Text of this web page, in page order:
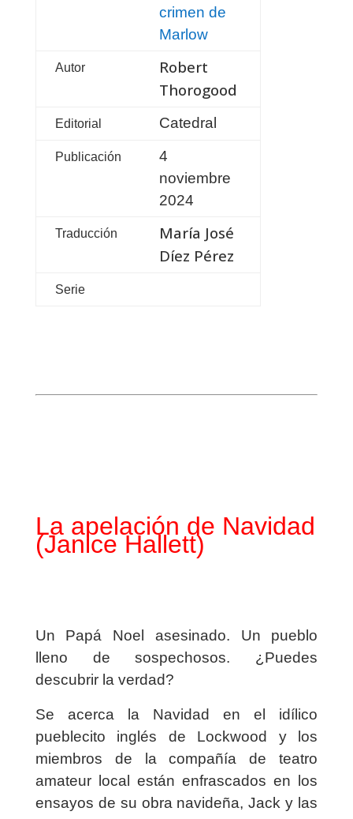
crimen de
Marlow
Autor
Robert
Thorogood
Editorial Catedral
Publicación
4
noviembre
2024
Traducción
María José
Díez Pérez
Serie
La apelación de Navidad
(Janice Hallett)
Un Papá Noel asesinado. Un pueblo
lleno de sospechosos. ¿Puedes
descubrir la verdad?
Se acerca la Navidad en el idílico
pueblecito inglés de Lockwood y los
miembros de la compañía de teatro
amateur local están enfrascados en los
ensayos de su obra navideña, Jack y las